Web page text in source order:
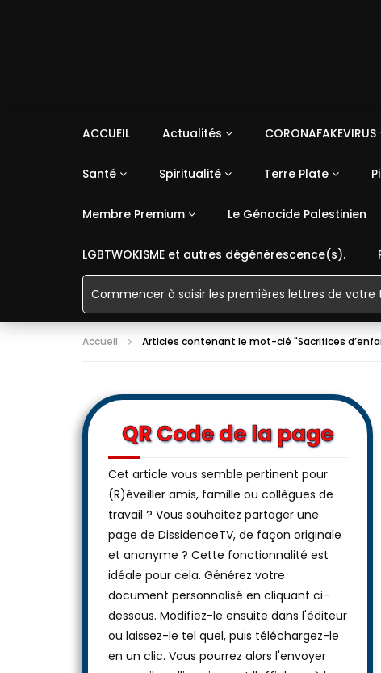
ACCUEIL Actualités CORONAFAKEVIRUS
Santé Spiritualité Terre Plate
Membre Premium Le Génocide Palestinien
LGBTWOKISME et autres dégénérescence(s).
Accueil Articles contenant le mot-clé "Sacrifices
QR Code de la page
Cet article vous semble pertinent pour
(R)éveiller amis, famille ou collègues de
travail ? Vous souhaitez partager une
page de DissidenceTV, de façon originale
et anonyme ? Cette fonctionnalité est
idéale pour cela. Générez votre
document personnalisé en cliquant ci-
dessous. Modifiez-le ensuite dans l'éditeur
ou laissez-le tel quel, puis téléchargez-le
en un clic. Vous pourrez alors l'envoyer